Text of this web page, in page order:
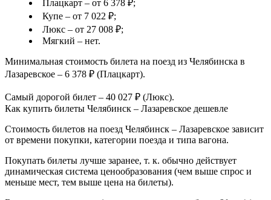
Плацкарт – от 6 378 ₽;
Купе – от 7 022 ₽;
Люкс – от 27 008 ₽;
Мягкий – нет.
Минимальная стоимость билета на поезд из Челябинска в
Лазаревское – 6 378 ₽ (Плацкарт).
Самый дорогой билет – 40 027 ₽ (Люкс).
Как купить билеты Челябинск – Лазаревское дешевле
Стоимость билетов на поезд Челябинск – Лазаревское зависит
от времени покупки, категории поезда и типа вагона.
Покупать билеты лучше заранее, т. к. обычно действует
динамическая система ценообразования (чем выше спрос и
меньше мест, тем выше цена на билеты).